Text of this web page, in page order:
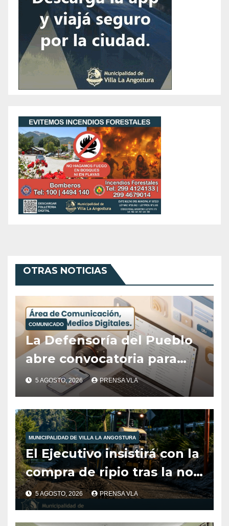
OTRAS NOTICIAS
COMUNICADO
La Defensoría del Pueblo
abre convocatoria para
cubrir el área de
Comunicación, Prensa y
Medios Digitales
5 AGOSTO, 2026 PRENSA VLA
MUNICIPALIDAD DE VILLA LA ANGOSTURA
El Ejecutivo insistirá con la
compra de ripio tras la no
aprobación del Concejo en
2025.
5 AGOSTO, 2026 PRENSA VLA